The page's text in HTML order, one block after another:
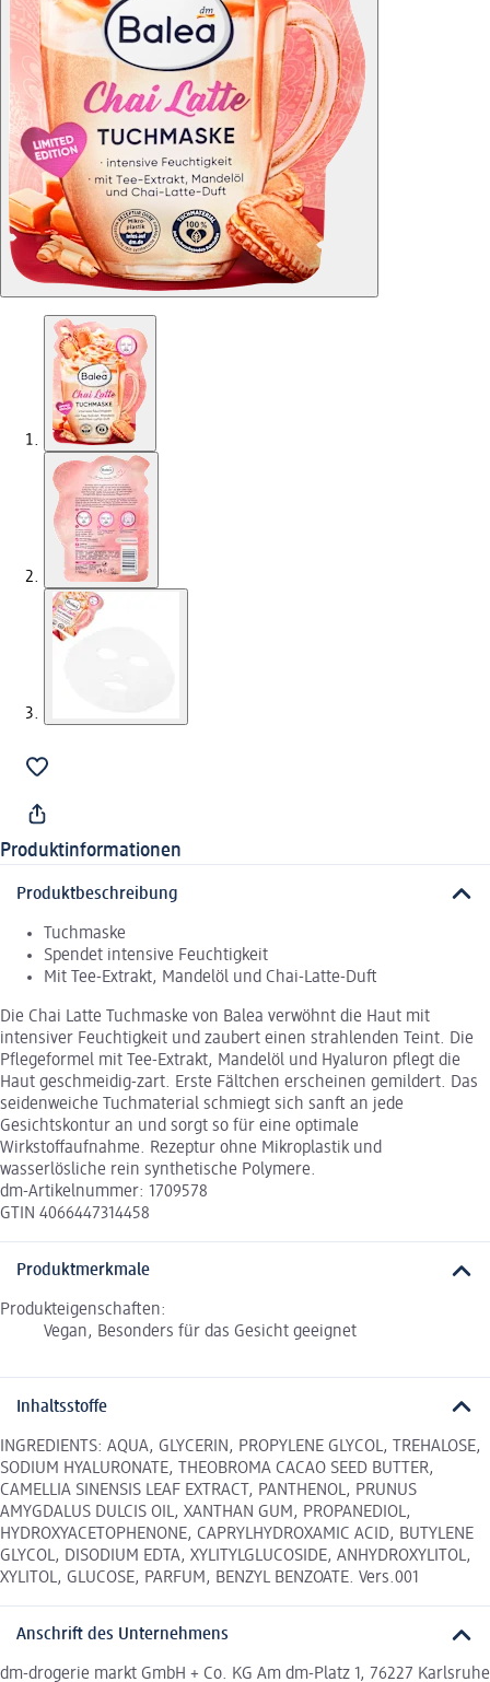
Produktinformationen
Produktbeschreibung
Tuchmaske
Spendet intensive Feuchtigkeit
Mit Tee-Extrakt, Mandelöl und Chai-Latte-Duft
Die Chai Latte Tuchmaske von Balea verwöhnt die Haut mit
intensiver Feuchtigkeit und zaubert einen strahlenden Teint. Die
Pflegeformel mit Tee-Extrakt, Mandelöl und Hyaluron pflegt die
Haut geschmeidig-zart. Erste Fältchen erscheinen gemildert. Das
seidenweiche Tuchmaterial schmiegt sich sanft an jede
Gesichtskontur an und sorgt so für eine optimale
Wirkstoffaufnahme. Rezeptur ohne Mikroplastik und
wasserlösliche rein synthetische Polymere.
dm-Artikelnummer: 1709578
GTIN 4066447314458
Produktmerkmale
Produkteigenschaften:
Vegan, Besonders für das Gesicht geeignet
Inhaltsstoffe
INGREDIENTS: AQUA, GLYCERIN, PROPYLENE GLYCOL, TREHALOSE,
SODIUM HYALURONATE, THEOBROMA CACAO SEED BUTTER,
CAMELLIA SINENSIS LEAF EXTRACT, PANTHENOL, PRUNUS
AMYGDALUS DULCIS OIL, XANTHAN GUM, PROPANEDIOL,
HYDROXYACETOPHENONE, CAPRYLHYDROXAMIC ACID, BUTYLENE
GLYCOL, DISODIUM EDTA, XYLITYLGLUCOSIDE, ANHYDROXYLITOL,
XYLITOL, GLUCOSE, PARFUM, BENZYL BENZOATE. Vers.001
Anschrift des Unternehmens
dm-drogerie markt GmbH + Co. KG Am dm-Platz 1, 76227 Karlsruhe